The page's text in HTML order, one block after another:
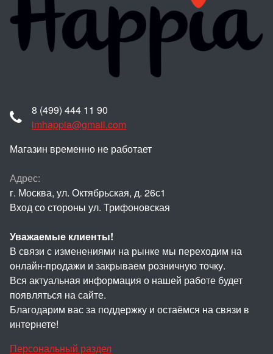
8 (499) 444 11 90
imhappia@gmail.com
Магазин временно не работает
Адрес:
г. Москва, ул. Октябрьская, д. 26с1
Вход со стороны ул. Трифоновская
Уважаемые клиенты!
В связи с изменениями на рынке мы переходим на
онлайн-продажи и закрываем розничную точку.
Вся актуальная информация о нашей работе будет
появляться на сайте.
Благодарим вас за поддержку и остаёмся на связи в
интернете!
Персональный раздел